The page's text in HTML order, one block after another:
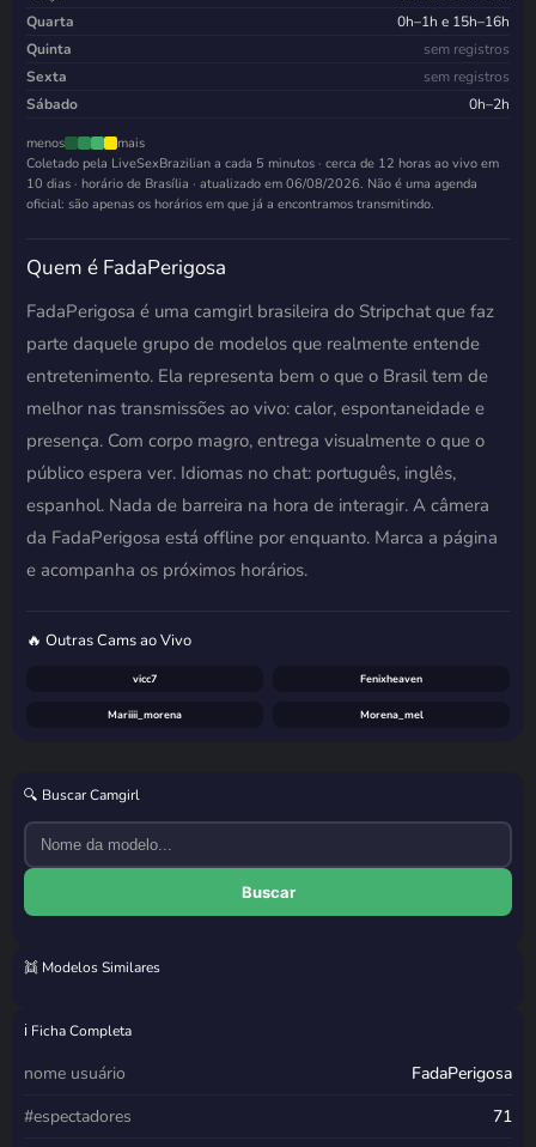
Quarta
0h–1h e 15h–16h
Quinta
sem registros
Sexta
sem registros
Sábado
0h–2h
menos
mais
Coletado pela LiveSexBrazilian a cada 5 minutos · cerca de 12 horas ao vivo em
10 dias · horário de Brasília · atualizado em 06/08/2026. Não é uma agenda
oficial: são apenas os horários em que já a encontramos transmitindo.
Quem é FadaPerigosa
FadaPerigosa é uma camgirl brasileira do Stripchat que faz
parte daquele grupo de modelos que realmente entende
entretenimento. Ela representa bem o que o Brasil tem de
melhor nas transmissões ao vivo: calor, espontaneidade e
presença. Com corpo magro, entrega visualmente o que o
público espera ver. Idiomas no chat: português, inglês,
espanhol. Nada de barreira na hora de interagir. A câmera
da FadaPerigosa está offline por enquanto. Marca a página
e acompanha os próximos horários.
🔥 Outras Cams ao Vivo
vicc7 Fenixheaven
Mariiii_morena Morena_mel
🔍 Buscar Camgirl
Buscar
👯 Modelos Similares
ℹ️ Ficha Completa
nome usuário
FadaPerigosa
#espectadores
71